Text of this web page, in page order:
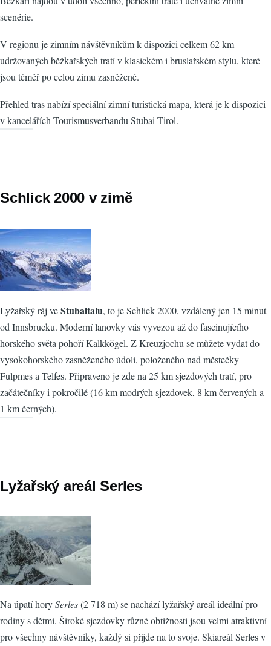
scenérie.
V regionu je zimním návštěvníkům k dispozici celkem 62 km
udržovaných běžkařských tratí v klasickém i bruslařském stylu, které
jsou téměř po celou zimu zasněžené.
Přehled tras nabízí speciální zimní turistická mapa, která je k dispozici
v kancelářích Tourismusverbandu Stubai Tirol.
Schlick 2000 v zimě
Lyžařský ráj veStubaitalu, to je Schlick 2000, vzdálený jen 15 minut
od Innsbrucku. Moderní lanovky vás vyvezou až do fascinujícího
horského světa pohoří Kalkkögel. Z Kreuzjochu se můžete vydat do
vysokohorského zasněženého údolí, položeného nad městečky
Fulpmes a Telfes. Připraveno je zde na 25 km sjezdových tratí, pro
začátečníky i pokročilé (16 km modrých sjezdovek, 8 km červených a
1 km černých).
Lyžařský areál Serles
Na úpatí horySerles(2 718 m) se nachází lyžařský areál ideální pro
rodiny s dětmi. Široké sjezdovky různé obtížnosti jsou velmi atraktivní
pro všechny návštěvníky, každý si přijde na to svoje. Skiareál Serles v